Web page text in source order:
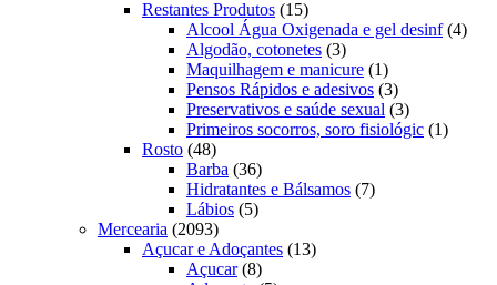
Restantes Produtos 1515
produtos
Alcool Água Oxigenada e gel desinf 44
Algodão, cotonetes 33
produtos
Maquilhagem e manicure 11
produto
Pensos Rápidos e adesivos 33
produtos
Preservativos e saúde sexual 33
produtos
Primeiros socorros, soro fisiológic 11
Rosto 4848
produtos
Barba 3636
produtos
Hidratantes e Bálsamos 77
Lábios 55
Mercearia 20932093
produtos
Açucar e Adoçantes 1313
Açucar 88